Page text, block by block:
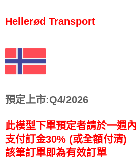
Hellerød Transport
預定上市:Q4/2026
此模型下單預定者請於一週內
支付訂金30% (或全額付清)
該筆訂單即為有效訂單